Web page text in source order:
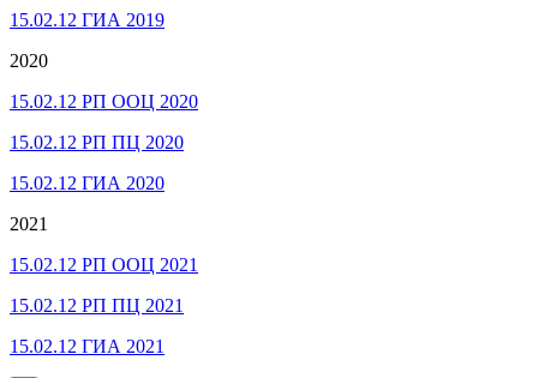
15.02.12 ГИА 2019
2020
15.02.12 РП ООЦ 2020
15.02.12 РП ПЦ 2020
15.02.12 ГИА 2020
2021
15.02.12 РП ООЦ 2021
15.02.12 РП ПЦ 2021
15.02.12 ГИА 2021